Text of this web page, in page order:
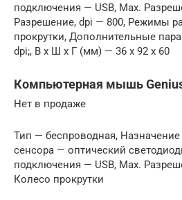
подключения — USB, Max.
Разрешение, dpi — 800, Режимы
прокрутки, Дополнительные
dpi;, В x Ш x Г (мм) — 36 x 92 x 60
Компьютерная мышь
Нет в продаже
Тип — беспроводная, Назначение
сенсора — оптический
подключения — USB, Max.
Колесо прокрутки